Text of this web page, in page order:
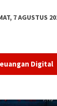
7 AGUSTUS
Digital dan